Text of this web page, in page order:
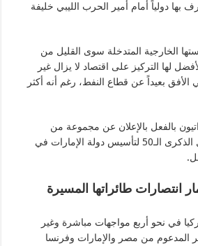
بها دولياً أمام أمير الحرب الليبي خليفة
الخارجية المتدخلة سوى القليل من
لها التركيز على اقتصاد لا يزال غير
بعيداً عن قطاع النفط، رغم أنه أكثر
بالفعل بالإعلان عن مجموعة من
المبادرات الاقتصادية قبيل الذكرى الـ50 لتأسيس دولة الإمارات في
انتصارات طائراتها المسيرة
دخلت تركيا في نحو أربع مواجهات مباشرة وغير
المدعوم من مصر والإمارات وفرنسا